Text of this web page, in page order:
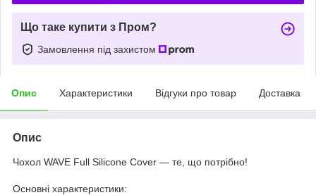
Що таке купити з Пром?
Замовлення під захистом
Опис Характеристики Відгуки про товар Доставка
Опис
Чохол WAVE Full Silicone Cover — те, що потрібно!
Основні характеристики: